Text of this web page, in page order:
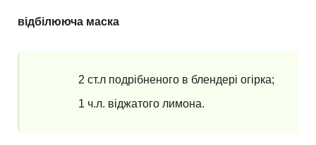
відбілююча маска
2 ст.л подрібненого в блендері огірка;
1 ч.л. віджатого лимона.